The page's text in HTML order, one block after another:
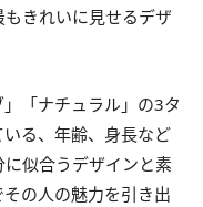
きれいに見せるデザ
「ナチュラル」の3タ
る、年齢、身長など
似合うデザインと素
の人の魅力を引き出